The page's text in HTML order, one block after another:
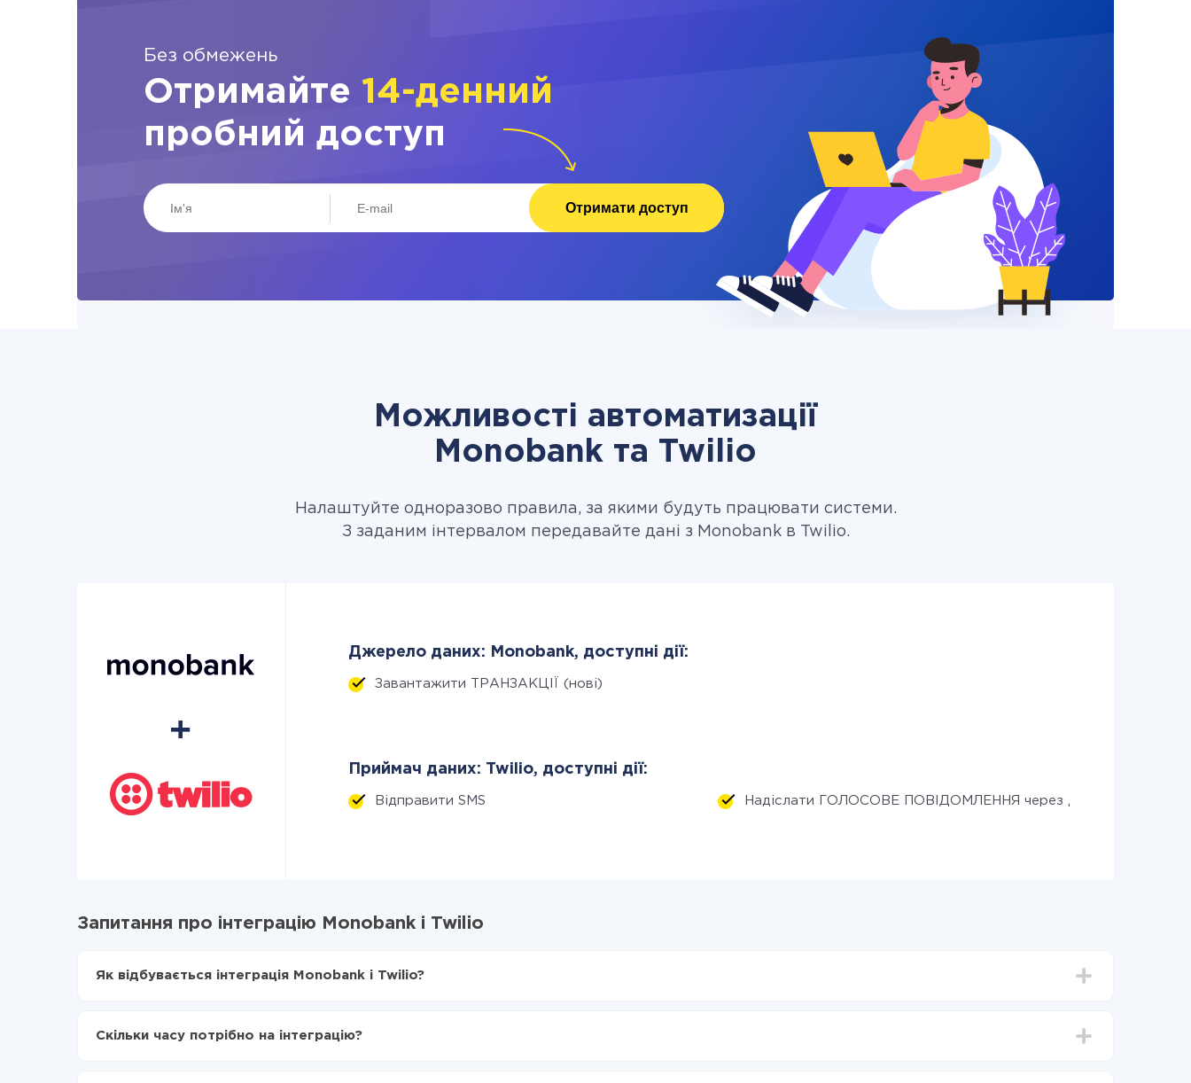
Без обмежень
Отримайте 14-денний
пробний доступ
Отримати доступ
Можливості автоматизації
Monobank та Twilio
Налаштуйте одноразово правила, за якими будуть працювати системи.
З заданим інтервалом передавайте дані з Monobank в Twilio.
Джерело даних: Monobank, доступні дії:
Завантажити ТРАНЗАКЦІЇ (нові)
Приймач даних: Twilio, доступні дії:
Відправити SMS Надіслати ГОЛОСОВЕ ПОВІДОМЛЕННЯ через дзвінок
Запитання про інтеграцію Monobank і Twilio
Як відбувається інтеграція Monobank і Twilio?
Включаєте автооновлення
Скільки часу потрібно на інтеграцію?